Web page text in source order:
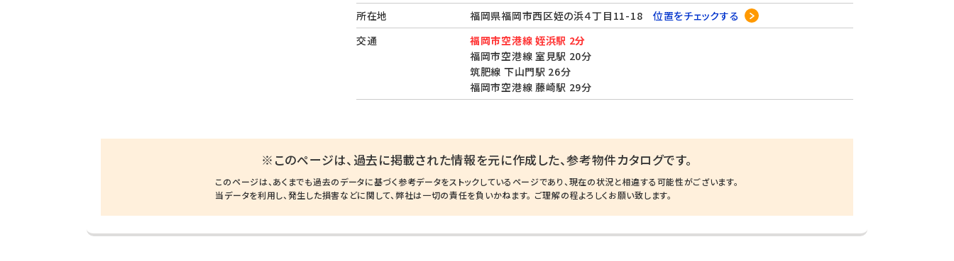
所在地
福岡県福岡市西区姪の浜４丁目11-18 位置をチェックする
交通
福岡市空港線 姪浜駅 2分
福岡市空港線 室見駅 20分
筑肥線 下山門駅 26分
福岡市空港線 藤崎駅 29分
※このページは、過去に掲載された情報を元に作成した、参考物件カタログです。
このページは、あくまでも過去のデータに基づく参考データをストックしているページであり、現在の状況と相違する可能性がございます。
当データを利用し、発生した損害などに関して、弊社は一切の責任を負いかねます。 ご理解の程よろしくお願い致します。